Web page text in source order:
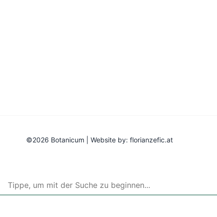
©2026 Botanicum | Website by: florianzefic.at